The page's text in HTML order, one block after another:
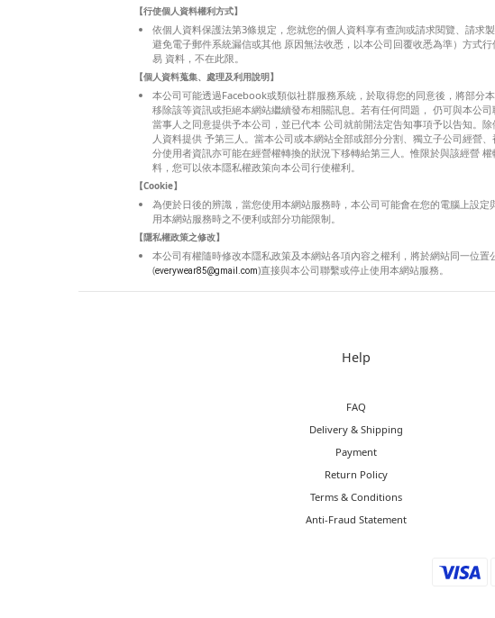
【行使個人資料權利方式】
依個人資料保護法第3條規定，您就您的個人資料享有查詢或請求閱覽、請求
避免電子郵件系統漏信或其他 原因無法收悉，以本公司回覆收悉為準）方式
易 資料，不在此限。
【個人資料蒐集、處理及利用說明】
本公司可能透過Facebook或類似社群服務系統，於取得您的同意後，將部分
移除該等資訊或拒絕本網站繼續發布相關訊息。若有任何問題， 仍可與本公
當事人之同意提供予本公司，並已代本 公司就前開法定告知事項予以告知。
人資料提供 予第三人。當本公司或本網站全部或部分分割、獨立子公司經營
分使用者資訊亦可能在經營權轉換的狀況下移轉給第三人。惟限於與該經營
料，您可以依本隱私權政策向本公司行使權利。
【Cookie】
為便於日後的辨識，當您使用本網站服務時，本公司可能會在您的電腦上設
用本網站服務時之不便利或部分功能限制。
【隱私權政策之修改】
本公司有權隨時修改本隱私政策及本網站各項內容之權利，將於網站同一位
(everywear85@gmail.com)直接與本公司聯繫或停止使用本網站服務。
Help
FAQ
Delivery & Shipping
Payment
Return Policy
Terms & Conditions
Anti-Fraud Statement